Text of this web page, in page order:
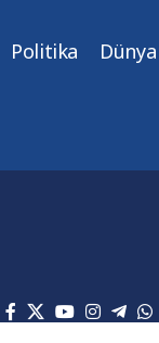
Politika Dünya